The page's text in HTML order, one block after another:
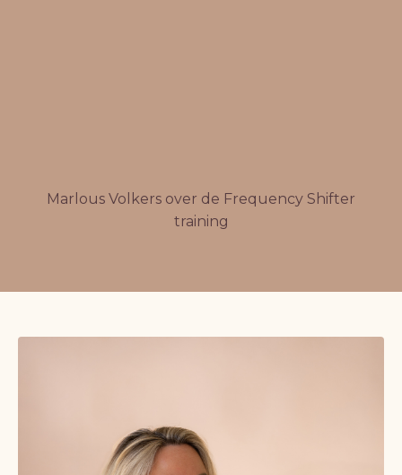
Marlous Volkers over de Frequency Shifter
training